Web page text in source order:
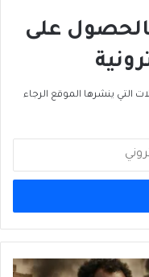
على
التي ينشرها الموقع الرجاء